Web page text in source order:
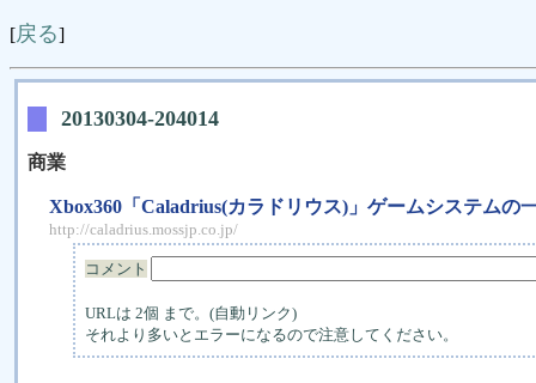
[戻る]
20130304-204014
商業
Xbox360「Caladrius(カラドリウス)」ゲームシステムの
http://caladrius.mossjp.co.jp/
コメント
URLは 2個 まで。(自動リンク)
それより多いとエラーになるので注意してください。